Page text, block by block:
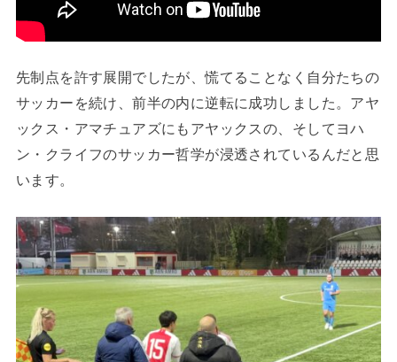
先制点を許す展開でしたが、慌てることなく自分たちの
サッカーを続け、前半の内に逆転に成功しました。アヤ
ックス・アマチュアズにもアヤックスの、そしてヨハ
ン・クライフのサッカー哲学が浸透されているんだと思
います。